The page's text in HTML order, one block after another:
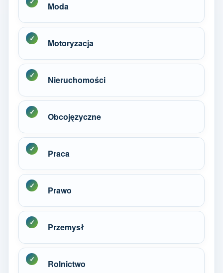
Moda
Motoryzacja
Nieruchomości
Obcojęzyczne
Praca
Prawo
Przemysł
Rolnictwo